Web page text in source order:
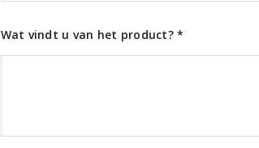
Wat vindt u van het product? *